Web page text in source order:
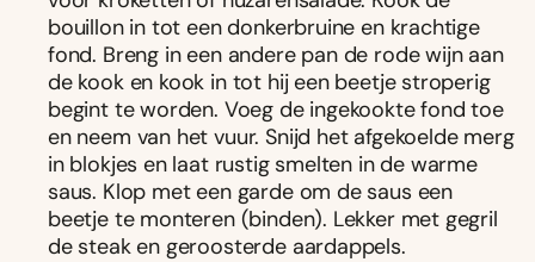
bouillon in tot een donkerbruine en krachtige
fond. Breng in een andere pan de rode wijn aan
de kook en kook in tot hij een beetje stroperig
begint te worden. Voeg de ingekookte fond toe
en neem van het vuur. Snijd het afgekoelde merg
in blokjes en laat rustig smelten in de warme
saus. Klop met een garde om de saus een
beetje te monteren (binden). Lekker met gegril
de steak en geroosterde aardappels.